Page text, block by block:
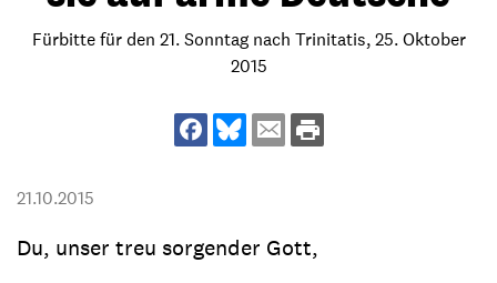
Fürbitte für den 21. Sonntag nach Trinitatis, 25. Oktober
2015
21.10.2015
Du, unser treu sorgender Gott,